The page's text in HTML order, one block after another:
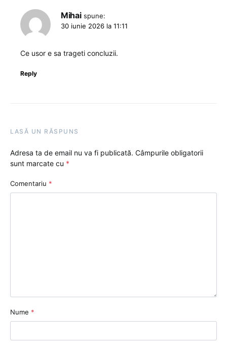
Mihai spune:
30 iunie 2026 la 11:11
Ce usor e sa trageti concluzii.
Reply
LASĂ UN RĂSPUNS
Adresa ta de email nu va fi publicată. Câmpurile obligatorii
sunt marcate cu *
Comentariu *
Nume *